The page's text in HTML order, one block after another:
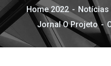
Home 2022 Notícias
Jornal O Projeto